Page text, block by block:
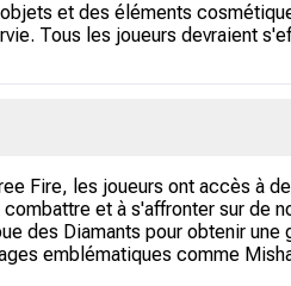
et des éléments
Tous les joueurs devraient
Fire, les joueurs ont accès à
et à s'affronter sur de
des Diamants pour obtenir une
emblématiques comme